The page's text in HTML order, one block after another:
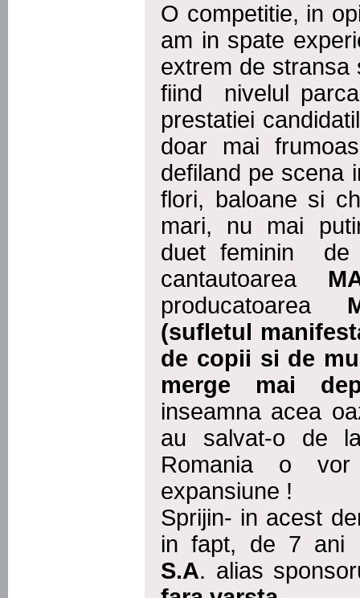
O competitie, in
am in spate
extrem de
fiind nivelul
prestatiei
doar mai
defiland pe scena
flori, baloane si
mari, nu mai
duet feminin de
cantautoarea
producatoarea
(sufletul
de copii si de
merge mai
inseamna acea
au salvat-o de
Romania o
expansiune !
Sprijin- in acest
in fapt, de 7 ani
S.A. alias